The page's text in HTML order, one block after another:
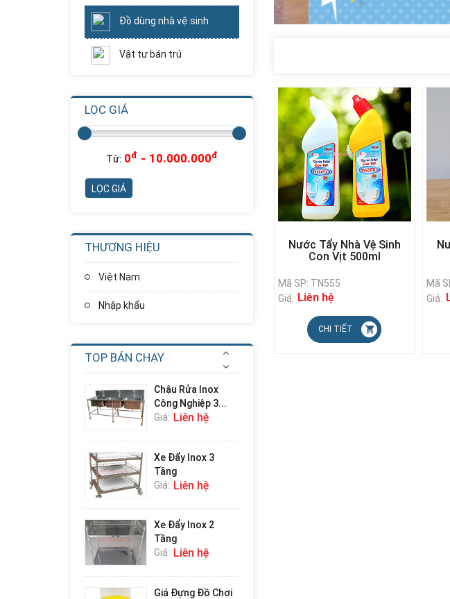
Nước Tẩy Nhà Vệ Sinh
Con Vịt 500ml
Mã SP: TN555
Giá: Liên hệ
CHI TIẾT
Mã
Giá:
Đồ dùng nhà vệ sinh
Vật tư bán trú
LỌC GIÁ
Từ: 0đ - 10.000.000đ
THƯƠNG HIỆU
Việt Nam
Nhập khẩu
TOP BÁN CHẠY
Trượt Xoắn Ống...
Nhà Chơi Cầu
Liên hệ
Chậu Rửa Inox
Công Nghiệp 3...
Giá: Liên hệ
Xe Đẩy Inox 3
Tầng
Giá: Liên hệ
Xe Đẩy Inox 2
Tầng
Giá: Liên hệ
Giá Đựng Đồ Chơi